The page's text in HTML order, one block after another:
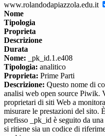
www.rolandodapiazzola.edu.it
Nome
Tipologia
Proprieta
Descrizione
Durata
Nome: _pk_id.1.e408
Tipologia: analitico
Proprieta: Prime Parti
Descrizione: Questo nome di
analisi web open source Piwik.
proprietari di siti Web a
misurare le prestazioni del sito.
prefisso _pk_id è seguito da
si ritiene sia un codice di